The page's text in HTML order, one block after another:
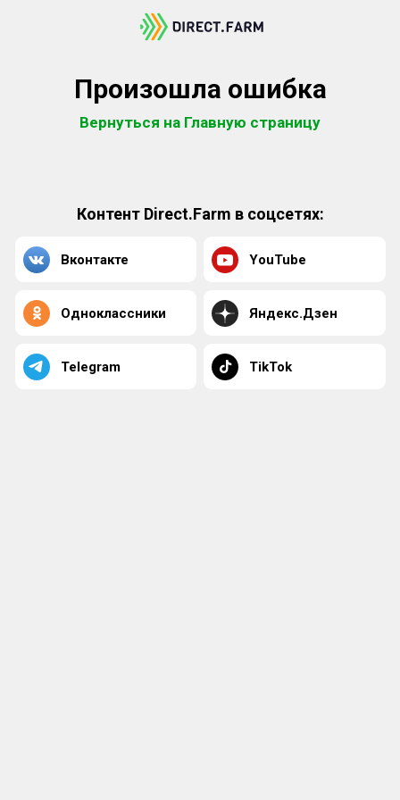
Произошла ошибка
Вернуться на Главную страницу
Контент Direct.Farm в соцсетях:
Вконтакте YouTube
Одноклассники Яндекс.Дзен
Telegram TikTok